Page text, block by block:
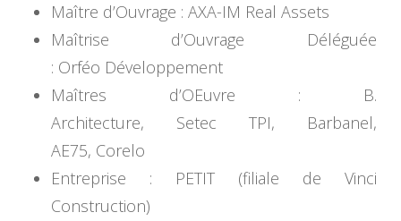
Maître d’Ouvrage : AXA-IM Real Assets
Maîtrise d’Ouvrage Déléguée
: Orféo Développement
Maîtres d’OEuvre : B.
Architecture, Setec TPI, Barbanel,
AE75, Corelo
Entreprise : PETIT (filiale de Vinci
Construction)